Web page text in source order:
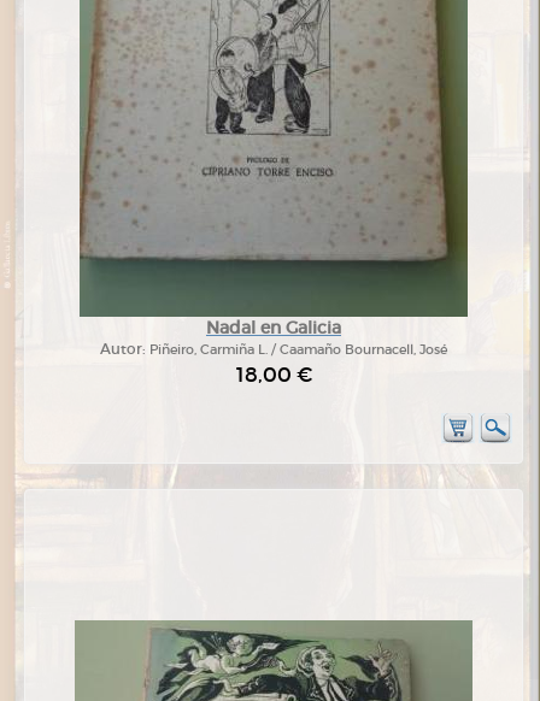
Nadal en Galicia
Autor: Piñeiro, Carmiña L. / Caamaño Bournacell, José
18,00 €